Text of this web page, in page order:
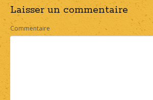
navigation
Laisser un commentaire
Commentaire